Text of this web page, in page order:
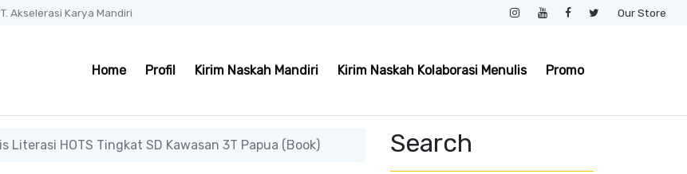
Akselerasi Karya Mandiri Our Store
Home Profil Kirim Naskah Mandiri Kirim Naskah Kolaborasi Menulis Promo
Literasi HOTS Tingkat SD Kawasan 3T Papua (Book) Search